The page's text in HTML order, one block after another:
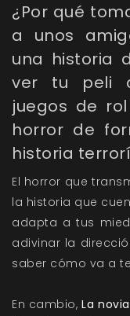
¿Por qué
a unos
una historia
ver tu peli
juegos de
horror de
historia
El horror que
la historia que
adapta a tus
adivinar la
saber cómo va a
En cambio,La